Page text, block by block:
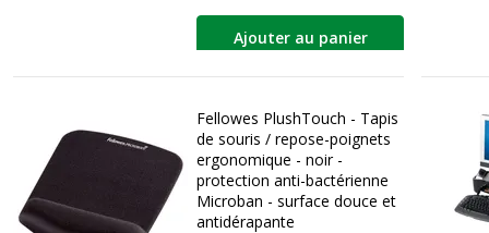
Ajouter au panier
Fellowes PlushTouch - Tapis
de souris / repose-poignets
ergonomique - noir -
protection anti-bactérienne
Microban - surface douce et
antidérapante